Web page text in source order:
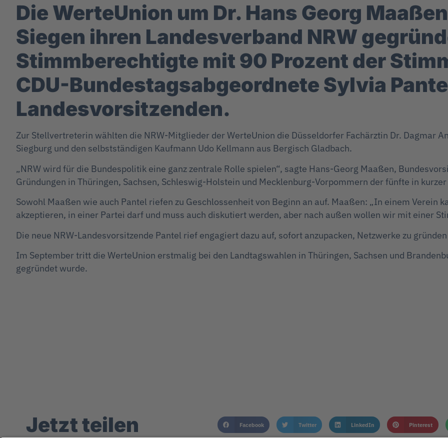
Die WerteUnion um Dr. Hans Georg
Siegen ihren Landesverband NRW
Stimmberechtigte mit 90 Prozent der
CDU-Bundestagsabgeordnete Sylvia
Landesvorsitzenden.
Zur Stellvertreterin wählten die NRW-Mitglieder der WerteUnion die Düsseldorfer Fachärztin Dr. Dagmar
Siegburg und den selbstständigen Kaufmann Udo Kellmann aus Bergisch Gladbach.
„NRW wird für die Bundespolitik eine ganz zentrale Rolle spielen“, sagte Hans-Georg Maaßen,
Gründungen in Thüringen, Sachsen, Schleswig-Holstein und Mecklenburg-Vorpommern der fünfte in
Sowohl Maaßen wie auch Pantel riefen zu Geschlossenheit von Beginn an auf. Maaßen: „In einem Verein
akzeptieren, in einer Partei darf und muss auch diskutiert werden, aber nach außen wollen wir mit einer
Die neue NRW-Landesvorsitzende Pantel rief engagiert dazu auf, sofort anzupacken, Netzwerke zu
Im September tritt die WerteUnion erstmalig bei den Landtagswahlen in Thüringen, Sachsen und
gegründet wurde.
Jetzt teilen Facebook Twitter LinkedIn Pinterest